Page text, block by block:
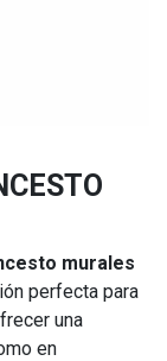
murales
perfecta para
una
en